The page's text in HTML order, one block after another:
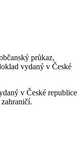
průkaz,
vydaný v České
v České republice